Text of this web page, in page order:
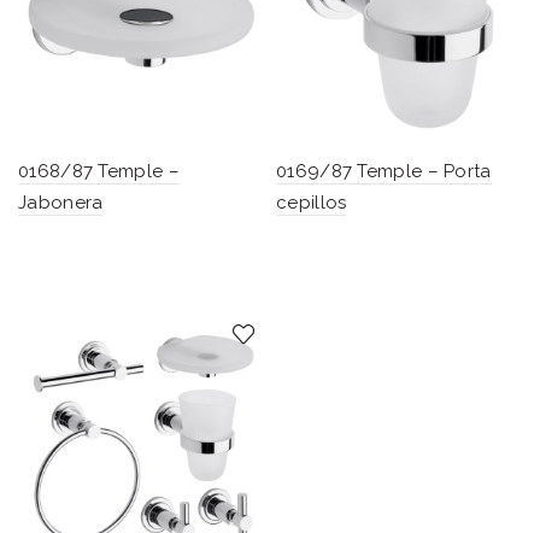
0168/87 Temple –
Jabonera
0169/87 Temple – Porta
cepillos